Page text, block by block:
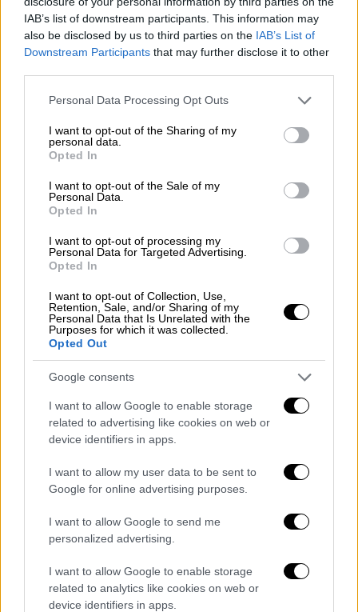
IAB’s list of downstream participants. This information may
also be disclosed by us to third parties on the IAB’s List of
Downstream Participants that may further disclose it to other
Please note that this website/app uses one or more Google
not limited to your visit or usage behaviour. You may click to
grant or deny consent to Google and its third-party tags to
use your data for below specified purposes in below Google
consent section.
Personal Data Processing Opt Outs
I want to opt-out of the Sharing of my
personal data.
Opted In
I want to opt-out of the Sale of my
Personal Data.
Opted In
I want to opt-out of processing my
Personal Data for Targeted Advertising.
Opted In
I want to opt-out of Collection, Use,
Retention, Sale, and/or Sharing of my
Personal Data that Is Unrelated with the
Purposes for which it was collected.
Opted Out
Google consents
I want to allow Google to enable storage
related to advertising like cookies on web or
device identifiers in apps.
I want to allow my user data to be sent to
Google for online advertising purposes.
I want to allow Google to send me
personalized advertising.
I want to allow Google to enable storage
related to analytics like cookies on web or
device identifiers in apps.
Δώδεκα νεκροί από γρίπη την τελευταία
εβδομάδα - Αυξήθηκαν οι εισαγωγές στα
νοσοκομεία
γρίπη
Lifestyle 30.12.2025 12:57
«Είμαι σκύλος, δεν καταλαβαίνω»: Ο
Στηβ Ντούζος παραμένει στο
νοσοκομείο νοσηλευμένος με κορονοϊό
Ο ηθοποιός και γιος του αείμνηστου Ανδρέα
Ντούζου πέρασε τις γιορτές μέσα στο
νοσοκομείο